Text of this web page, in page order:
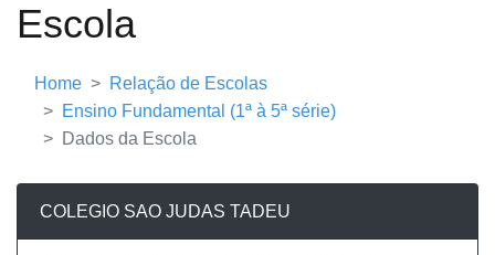
Escola
Home
Relação de Escolas
Ensino Fundamental (1ª à 5ª série)
Dados da Escola
COLEGIO SAO JUDAS TADEU